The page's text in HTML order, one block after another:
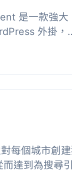
是一款強大
外掛，
提供無...
每個城市創
達到為搜尋